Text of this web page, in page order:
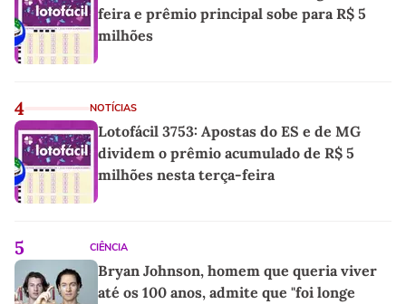
feira e prêmio principal sobe para R$ 5
milhões
4 NOTÍCIAS
Lotofácil 3753: Apostas do ES e de MG
dividem o prêmio acumulado de R$ 5
milhões nesta terça-feira
5 CIÊNCIA
Bryan Johnson, homem que queria viver
até os 100 anos, admite que "foi longe